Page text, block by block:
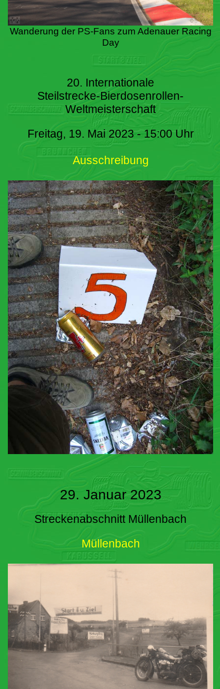
Wanderung der PS-Fans zum Adenauer Racing
Day
20. Internationale
Steilstrecke-Bierdosenrollen-
Weltmeisterschaft
Freitag, 19. Mai 2023 - 15:00 Uhr
Ausschreibung
29. Januar 2023
Streckenabschnitt Müllenbach
Müllenbach